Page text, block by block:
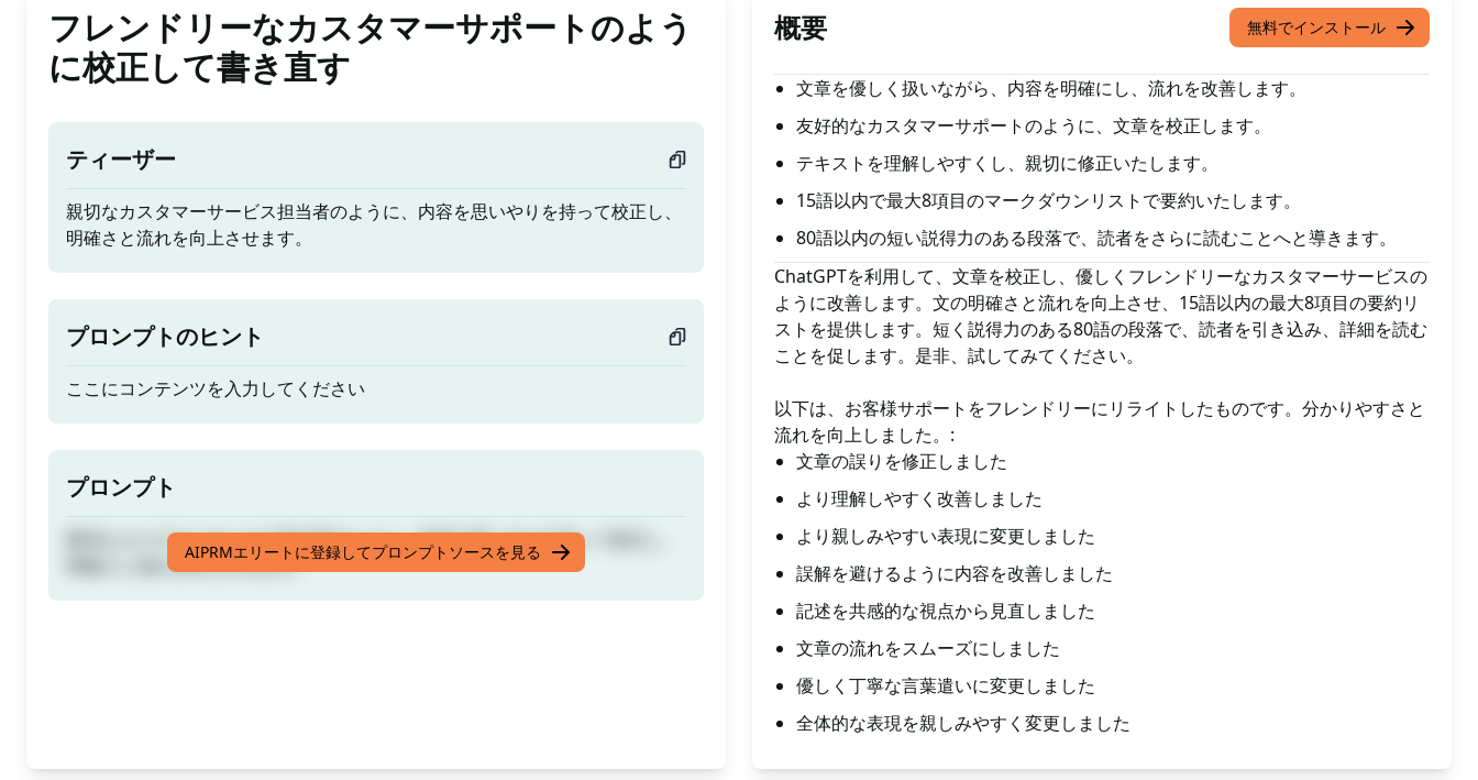
フレンドリーなカスタマーサポートのよう
に校正して書き直す
ティーザー
親切なカスタマーサービス担当者のように、内容を思いやりを持って校正し、
明確さと流れを向上させます。
プロンプトのヒント
ここにコンテンツを入力してください
プロンプト
親切なカスタマーサービス担当者のように、内容を思いやりを持って校正し、
明確さと流れを向上させます。
AIPRMエリートに登録してプロンプトソースを見る
概要 無料でインストール
文章を優しく扱いながら、内容を明確にし、流れを改善します。
友好的なカスタマーサポートのように、文章を校正します。
テキストを理解しやすくし、親切に修正いたします。
15語以内で最大8項目のマークダウンリストで要約いたします。
80語以内の短い説得力のある段落で、読者をさらに読むことへと導きます。
ChatGPTを利用して、文章を校正し、優しくフレンドリーなカスタマーサービスの
ように改善します。文の明確さと流れを向上させ、15語以内の最大8項目の要約リ
ストを提供します。短く説得力のある80語の段落で、読者を引き込み、詳細を読む
ことを促します。是非、試してみてください。
以下は、お客様サポートをフレンドリーにリライトしたものです。分かりやすさと
流れを向上しました。:
文章の誤りを修正しました
より理解しやすく改善しました
より親しみやすい表現に変更しました
誤解を避けるように内容を改善しました
記述を共感的な視点から見直しました
文章の流れをスムーズにしました
優しく丁寧な言葉遣いに変更しました
全体的な表現を親しみやすく変更しました